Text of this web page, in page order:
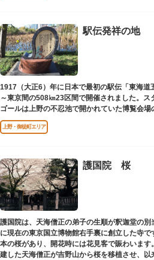
駅伝発祥の地
1917（大正6）年に日本で最初の駅伝「東海道
～東京間の508㎞23区間で開催されました。ス
ゴールは上野の不忍池で開かれていた博覧会場
上野・御徒町エリア
護国院 桜
護国院は、天海僧正の弟子の生順が釈迦堂の別
に現在の東京国立博物館右手裏に創立した寺
本の桜があり、開花時には花見客で賑わいます
建した天海僧正が吉野山から桜を移植させ、